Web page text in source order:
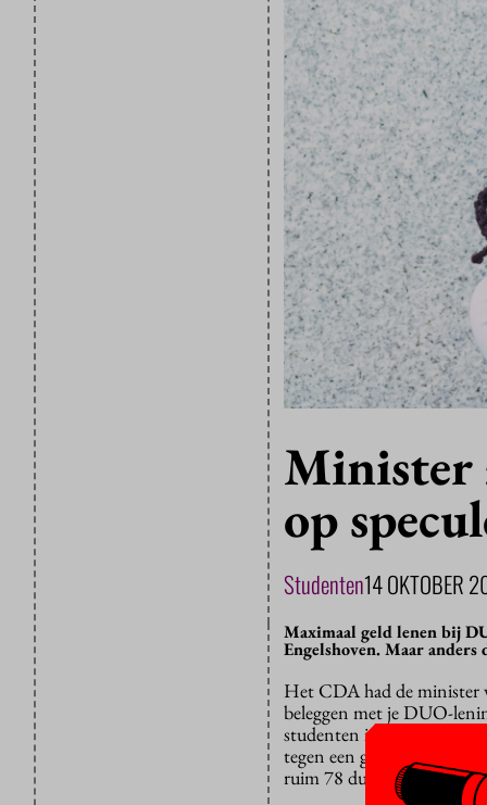
Minister
op
Studenten14 OKTOBER
Maximaal geld lenen bij
Engelshoven. Maar
Het CDA had de minister
beleggen met je DUO-
studenten in vijf jaar tijd
tegen een gemiddeld
ruim 78 duizend euro.